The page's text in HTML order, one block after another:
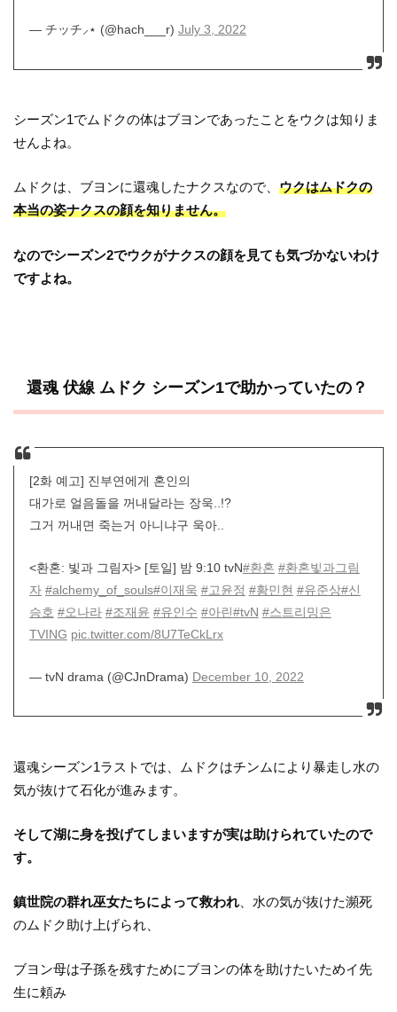
— チッチ⸝⋆ (@hach___r) July 3, 2022
シーズン1でムドクの体はブヨンであったことをウクは知りま
せんよね。
ムドクは、ブヨンに還魂したナクスなので、ウクはムドクの
本当の姿ナクスの顔を知りません。
なのでシーズン2でウクがナクスの顔を見ても気づかないわけ
ですよね。
還魂 伏線 ムドク シーズン1で助かっていたの？
[2화 예고] 진부연에게 혼인의
대가로 얼음돌을 꺼내달라는 장욱..!?
그거 꺼내면 죽는거 아니냐구 욱아..
<환혼: 빛과 그림자> [토일] 밤 9:10 tvN#환혼 #환혼빛과그림
자 #alchemy_of_souls#이재욱 #고윤정 #황민현 #유준상#신
승호 #오나라 #조재윤 #유인수 #아린#tvN #스트리밍은
TVING pic.twitter.com/8U7TeCkLrx
— tvN drama (@CJnDrama) December 10, 2022
還魂シーズン1ラストでは、ムドクはチンムにより暴走し水の
気が抜けて石化が進みます。
そして湖に身を投げてしまいますが実は助けられていたので
す。
鎮世院の群れ巫女たちによって救われ、水の気が抜けた瀕死
のムドク助け上げられ、
ブヨン母は子孫を残すためにブヨンの体を助けたいためイ先
生に頼み